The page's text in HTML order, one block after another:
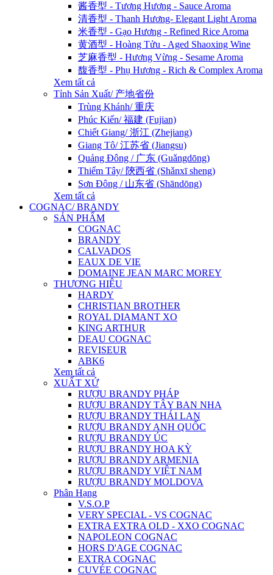
酱香型 - Tương Hương - Sauce Aroma
清香型 - Thanh Hương- Elegant Light Aroma
米香型 - Gạo Hương - Refined Rice Aroma
黄酒型 - Hoàng Tửu - Aged Shaoxing Wine
芝麻香型 - Hương Vừng - Sesame Aroma
馥香型 - Phụ Hương - Rich & Complex Aroma
Xem tất cả
Tỉnh Sản Xuất/ 产地省份
Trùng Khánh/ 重庆
Phúc Kiến/ 福建 (Fujian)
Chiết Giang/ 浙江 (Zhejiang)
Giang Tô/ 江苏省 (Jiangsu)
Quảng Đông / 广东 (Guǎngdōng)
Thiểm Tây/ 陝西省 (Shǎnxī sheng)
Sơn Đông / 山东省 (Shāndōng)
Xem tất cả
COGNAC/ BRANDY
SẢN PHẨM
COGNAC
BRANDY
CALVADOS
EAUX DE VIE
DOMAINE JEAN MARC MOREY
THƯƠNG HIỆU
HARDY
CHRISTIAN BROTHER
ROYAL DIAMANT XO
KING ARTHUR
DEAU COGNAC
REVISEUR
ABK6
Xem tất cả
XUẤT XỨ
RƯỢU BRANDY PHÁP
RƯỢU BRANDY TÂY BAN NHA
RƯỢU BRANDY THÁI LAN
RƯỢU BRANDY ANH QUỐC
RƯỢU BRANDY ÚC
RƯỢU BRANDY HOA KỲ
RƯỢU BRANDY ARMENIA
RƯỢU BRANDY VIỆT NAM
RƯỢU BRANDY MOLDOVA
Phân Hạng
V.S.O.P
VERY SPECIAL - VS COGNAC
EXTRA EXTRA OLD - XXO COGNAC
NAPOLEON COGNAC
HORS D'AGE COGNAC
EXTRA COGNAC
CUVÉE COGNAC